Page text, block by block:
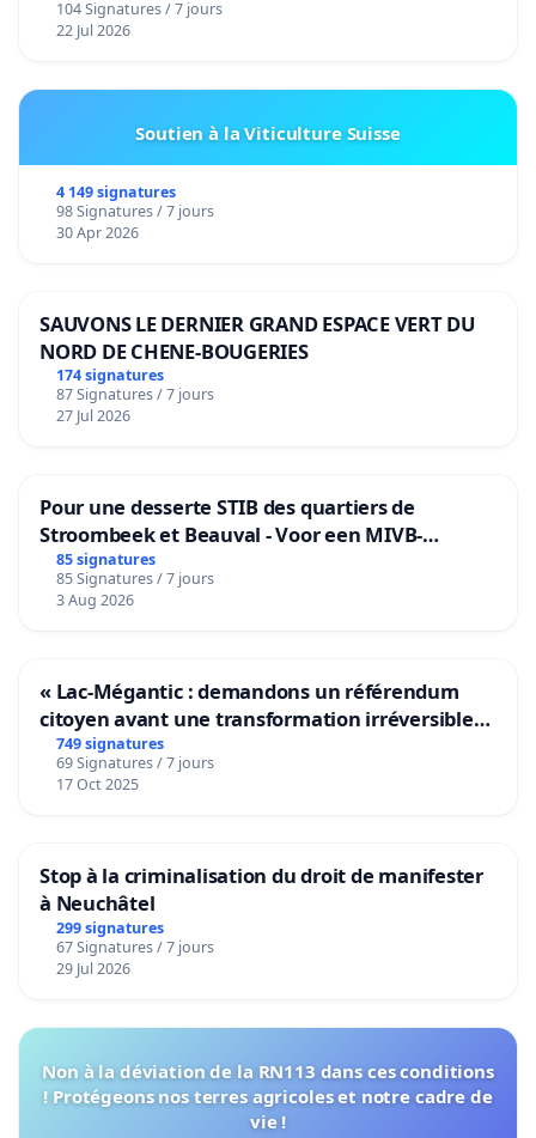
104 Signatures / 7 jours
22 Jul 2026
Soutien à la Viticulture Suisse
4 149 signatures
98 Signatures / 7 jours
30 Apr 2026
SAUVONS LE DERNIER GRAND ESPACE VERT DU
NORD DE CHENE-BOUGERIES
174 signatures
87 Signatures / 7 jours
27 Jul 2026
Pour une desserte STIB des quartiers de
Stroombeek et Beauval - Voor een MIVB-
bediening van de wijken Strombeek en Het
Voor
85 signatures
85 Signatures / 7 jours
3 Aug 2026
« Lac-Mégantic : demandons un référendum
citoyen avant une transformation irréversible
de notre territoire »
749 signatures
69 Signatures / 7 jours
17 Oct 2025
Stop à la criminalisation du droit de manifester
à Neuchâtel
299 signatures
67 Signatures / 7 jours
29 Jul 2026
Non à la déviation de la RN113 dans ces conditions
! Protégeons nos terres agricoles et notre cadre de
vie !